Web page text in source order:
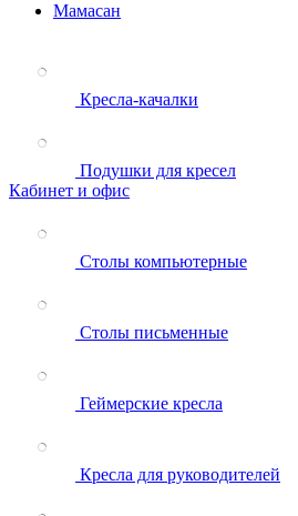
Мамасан
Кресла-качалки
Подушки для кресел
Кабинет и офис
Столы компьютерные
Столы письменные
Геймерские кресла
Кресла для руководителей